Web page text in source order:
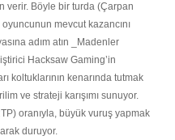
verir. Böyle bir turda (Çarpan
mevcut kazancını
adım atın _Madenler
Hacksaw Gaming’in
koltuklarının kenarında tutmak
ve strateji karışımı sunuyor.
oranıyla, büyük vuruş yapmak
duruyor.